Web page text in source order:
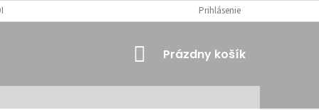
Prihlásenie
NÁKUPNÝ
Prázdny košík